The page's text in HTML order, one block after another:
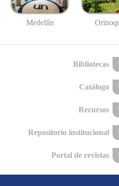
Medellín
Bibliotecas
Catálogo
Recursos
Repositorio institucional
Portal de revistas